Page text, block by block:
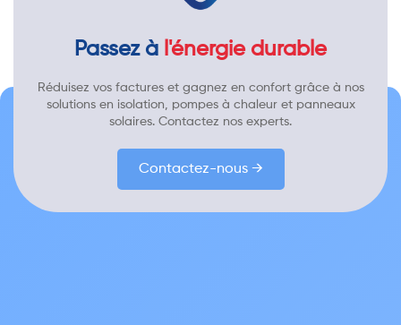
Passez à l'énergie durable
Réduisez vos factures et gagnez en confort grâce à nos
solutions en isolation, pompes à chaleur et panneaux
solaires. Contactez nos experts.
Contactez-nous →